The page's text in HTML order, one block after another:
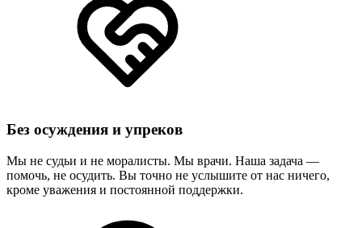
Без осуждения и упреков
Мы не судьи и не моралисты. Мы врачи. Наша задача —
помочь, не осудить. Вы точно не услышите от нас ничего,
кроме уважения и постоянной поддержки.